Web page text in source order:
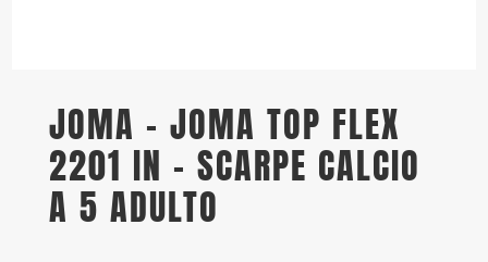
JOMA – JOMA TOP FLEX
2201 IN – SCARPE CALCIO
A 5 ADULTO